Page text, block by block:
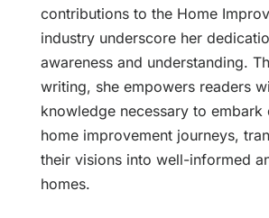
contributions to the Home
industry underscore her
awareness and understanding.
writing, she empowers readers
knowledge necessary to embark
home improvement journeys,
their visions into well-informed
homes.